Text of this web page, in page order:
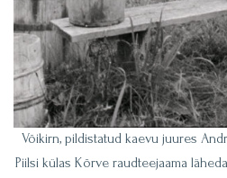
Võikirn, pildistatud kaevu juures
Piilsi külas Kõrve raudteejaama